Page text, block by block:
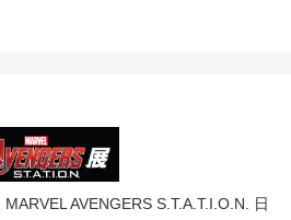
AVENGERS S.T.A.T.I.O.N. 日